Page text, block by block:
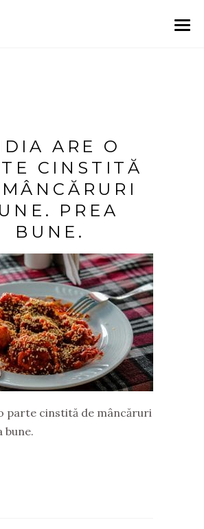
ARE O
CINSTITĂ
PREA
BUNE.
parte cinstită de mâncăruri
bune.